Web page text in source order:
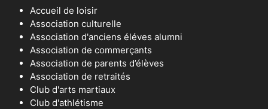
Accueil de loisir
Association culturelle
Association d'anciens éléves alumni
Association de commerçants
Association de parents d’élèves
Association de retraités
Club d'arts martiaux
Club d'athlétisme